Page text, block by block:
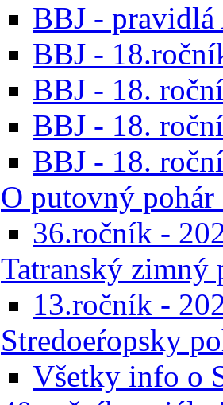
BBJ - pravidlá
BBJ -
BBJ - 18.
BBJ - 18.
BBJ - 18.
O putovný
36.ročník -
Tatranský zimný
13.ročník -
Stredoeŕopsky
Všetky info o